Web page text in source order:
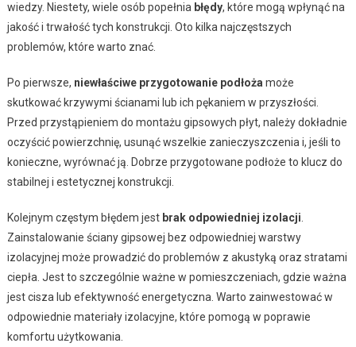
wiedzy. Niestety, wiele osób popełnia błędy, które mogą wpłynąć na
jakość i trwałość tych konstrukcji. Oto kilka najczęstszych
problemów, które warto znać.
Po pierwsze, niewłaściwe przygotowanie podłożamoże
skutkować krzywymi ścianami lub ich pękaniem w przyszłości.
Przed przystąpieniem do montażu gipsowych płyt, należy dokładnie
oczyścić powierzchnię, usunąć wszelkie zanieczyszczenia i, jeśli to
konieczne, wyrównać ją. Dobrze przygotowane podłoże to klucz do
stabilnej i estetycznej konstrukcji.
Kolejnym częstym błędem jest brak odpowiedniej izolacji.
Zainstalowanie ściany gipsowej bez odpowiedniej warstwy
izolacyjnej może prowadzić do problemów z akustyką oraz stratami
ciepła. Jest to szczególnie ważne w pomieszczeniach, gdzie ważna
jest cisza lub efektywność energetyczna. Warto zainwestować w
odpowiednie materiały izolacyjne, które pomogą w poprawie
komfortu użytkowania.